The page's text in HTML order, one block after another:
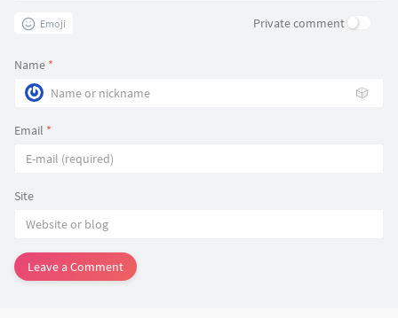
Emoji Private comment
Name *
🎲
Email *
Site
Leave a Comment